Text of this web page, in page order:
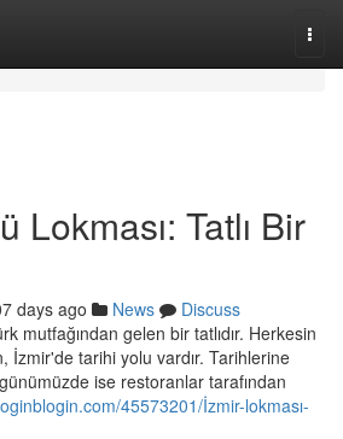
Lokması: Tatlı Bir
days ago News
Discuss
mutfağından gelen bir tatlıdır. Herkesin
İzmir'de tarihi yolu vardır. Tarihlerine
ise restoranlar tarafından
45573201/İzmir-lokması-